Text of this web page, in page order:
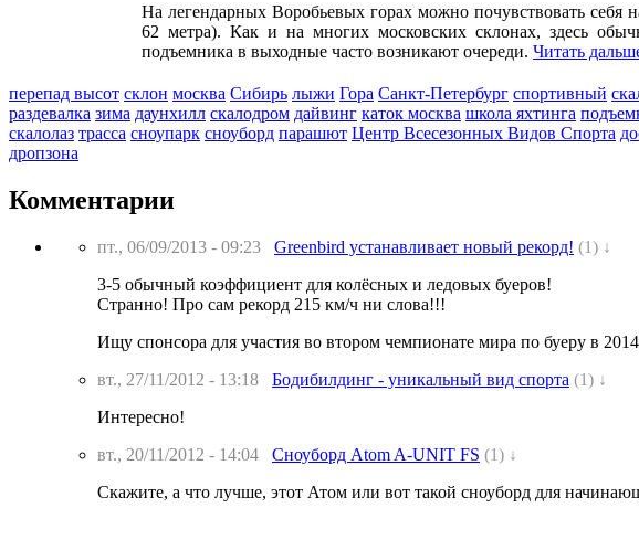
На легендарных Воробьевых горах можно почувствовать себя
62 метра). Как и на многих московских склонах, здесь
подъемника в выходные часто возникают очереди. Читать
перепад высот склон москва Сибирь лыжи Гора Санкт-Петербург спортивный
раздевалка зима даунхилл скалодром дайвинг каток москва школа яхтинга
скалолаз трасса сноупарк сноуборд парашют Центр Всесезонных Видов Спорта
дропзона
Комментарии
пт., 06/09/2013 - 09:23 Greenbird устанавливает новый рекорд! (1) ↓
3-5 обычный коэффициент для колёсных и ледовых буеров!
Странно! Про сам рекорд 215 км/ч ни слова!!!
Ищу спонсора для участия во втором чемпионате мира по буеру в
вт., 27/11/2012 - 13:18
Бодибилдинг - уникальный вид спорта (1) ↓
Интересно!
вт., 20/11/2012 - 14:04
Сноуборд Atom A-UNIT FS (1) ↓
Скажите, а что лучше, этот Атом или вот такой сноуборд для